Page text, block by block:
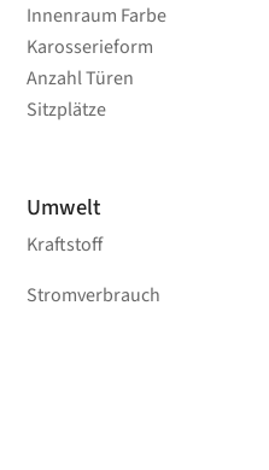
Innenraum Farbe
Karosserieform
Anzahl Türen
Sitzplätze
Umwelt
Kraftstoff
Stromverbrauch